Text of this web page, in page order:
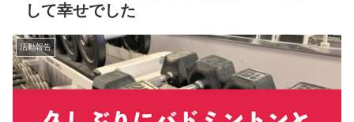
して幸せでした
活動報告